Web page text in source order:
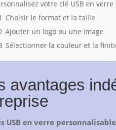
votre clé USB en
Choisir le format et la taille
Ajouter un logo ou une image
Sélectionner la couleur et la
avantages
USB en verre